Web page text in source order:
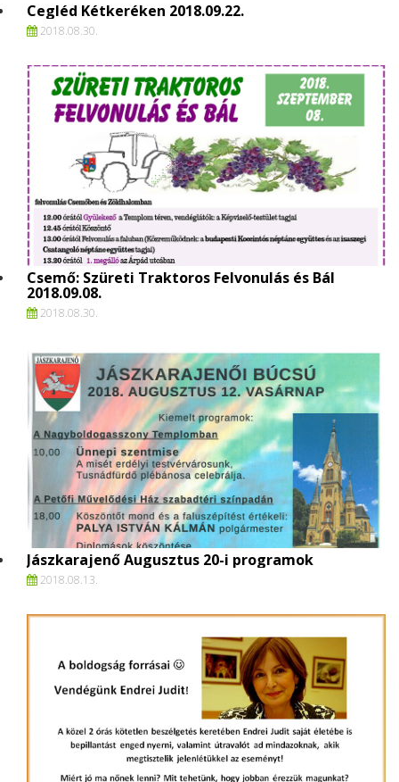
Cegléd Kétkeréken 2018.09.22.
2018.08.30.
Csemő: Szüreti Traktoros Felvonulás és Bál
2018.09.08.
2018.08.30.
Jászkarajenő Augusztus 20-i programok
2018.08.13.